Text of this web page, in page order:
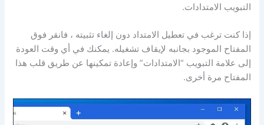
التبويب الامتدادات.
إذا كنت ترغب في تعطيل الامتداد دون إلغاء تثبيته ، فانقر فوق
المفتاح الموجود بجانبه لإيقاف تشغيله. يمكنك في أي وقت العودة
إلى علامة التبويب “الامتدادات” وإعادة تمكينها عن طريق قلب هذا
المفتاح مرة أخرى.